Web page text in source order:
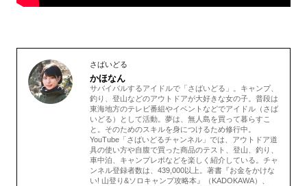
さばいどる
かほなん
サバイバルするアイドルで「さばいどる」。キャンプ、
釣り、登山などのアウトドアが大好きな女の子。普段は
東海地方のテレビ番組やイベントなどでアイドル（さば
いどる）として活動。夢は、無人島を買って暮らすこ
と。そのためのスキルを身につけるため修行中。
YouTube「さばいどるチャンネル」では、アウトドア道
具の使い方や自腹で買った商品のテスト、登山、釣り、
車中泊、キャンプレポなどを楽しく紹介している。チャ
ンネル登録者数は、439,000以上。著書『お金をかけな
い! 山登り&ソロキャンプ攻略本』（KADOKAWA）、